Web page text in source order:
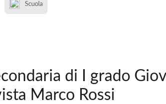
Scuola
di I grado
Marco Rossi